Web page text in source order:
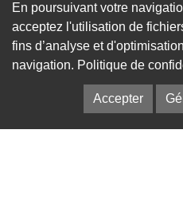
Accessoires
Adaptateurs
En poursuivant votre
acceptez l'utilisation de
fins d’analyse et
navigation. Politique de
Accepter